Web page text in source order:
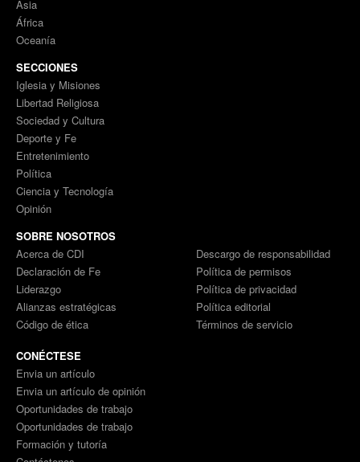
Asia
África
Oceanía
SECCIONES
Iglesia y Misiones
Libertad Religiosa
Sociedad y Cultura
Deporte y Fe
Entretenimiento
Política
Ciencia y Tecnología
Opinión
SOBRE NOSOTROS
Acerca de CDI
Declaración de Fe
Liderazgo
Alianzas estratégicas
Código de ética
Descargo de responsabilidad
Política de permisos
Política de privacidad
Política editorial
Términos de servicio
CONÉCTESE
Envia un artículo
Envia un artículo de opinión
Oportunidades de trabajo
Oportunidades de trabajo
Formación y tutoría